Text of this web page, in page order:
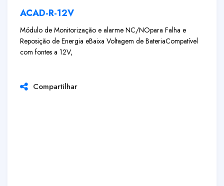
ACAD-R-12V
Módulo de Monitorização e alarme NC/NOpara Falha e
Reposição de Energia eBaixa Voltagem de BateriaCompatível
com fontes a 12V,
Compartilhar